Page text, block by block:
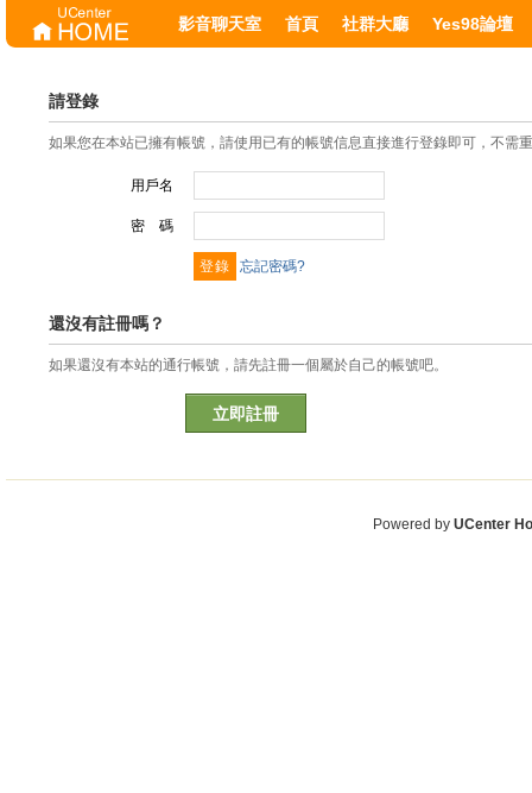
影音聊天室 首頁 社群大廳 Yes98論壇
請登錄
如果您在本站已擁有帳號，請使用已有的帳號信息直接進行登錄即可，不需
用戶名
密 碼
忘記密碼?
還沒有註冊嗎？
如果還沒有本站的通行帳號，請先註冊一個屬於自己的帳號吧。
立即註冊
Powered by UCenter